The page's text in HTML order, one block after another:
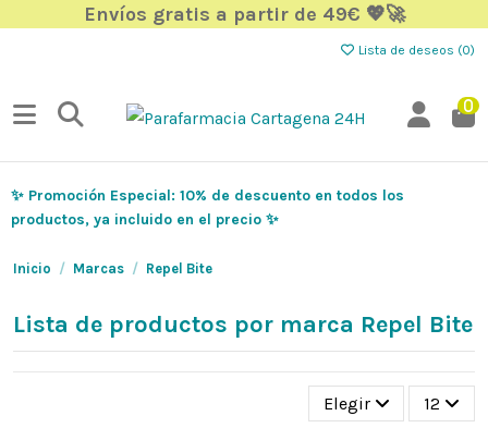
Envíos gratis a partir de 49€ 💖🚀
Lista de deseos (0)
0
✨ Promoción Especial: 10% de descuento en todos los
productos, ya incluido en el precio ✨
Inicio Marcas Repel Bite
Lista de productos por marca Repel Bite
Elegir 12